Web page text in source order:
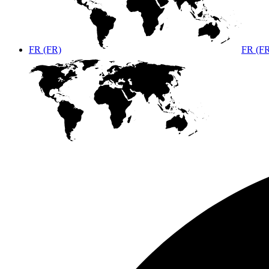
FR (FR) FR